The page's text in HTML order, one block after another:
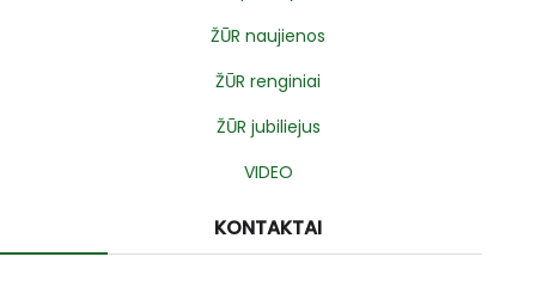
ŽŪR naujienos
ŽŪR renginiai
ŽŪR jubiliejus
VIDEO
KONTAKTAI